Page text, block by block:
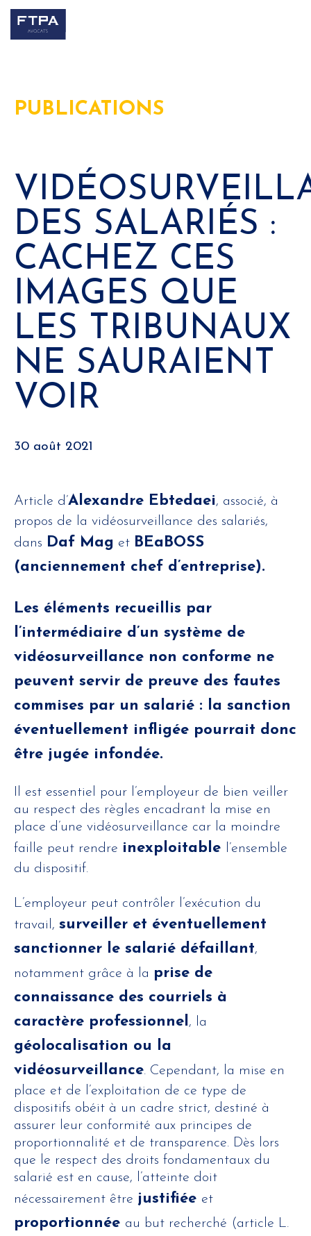
PUBLICATIONS
DES SALARIÉS :
CACHEZ CES
IMAGES QUE
LES TRIBUNAUX
NE SAURAIENT
VOIR
30 août 2021
Article d’Alexandre Ebtedaei, associé, à
propos de la vidéosurveillance des salariés,
dans Daf Mag et BEaBOSS
(anciennement chef d’entreprise).
Les éléments recueillis par
l’intermédiaire d’un système de
vidéosurveillance non conforme ne
peuvent servir de preuve des fautes
commises par un salarié : la sanction
éventuellement infligée pourrait donc
être jugée infondée.
Il est essentiel pour l’employeur de bien veiller
au respect des règles encadrant la mise en
place d’une vidéosurveillance car la moindre
faille peut rendre inexploitable l’ensemble
du dispositif.
L’employeur peut contrôler l’exécution du
travail, surveiller et éventuellement
sanctionner le salarié défaillant,
notamment grâce à la prise de
connaissance des courriels à
caractère professionnel, la
géolocalisation ou la
vidéosurveillance. Cependant, la mise en
place et de l’exploitation de ce type de
dispositifs obéit à un cadre strict, destiné à
assurer leur conformité aux principes de
proportionnalité et de transparence. Dès lors
que le respect des droits fondamentaux du
salarié est en cause, l’atteinte doit
nécessairement être justifiée et
proportionnée au but recherché (article L.